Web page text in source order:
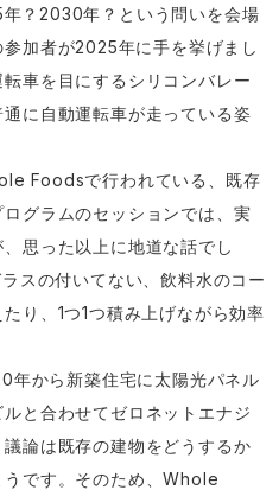
？2030年？という問いを会場
加者が2025年に手を挙げまし
車を目にするシリコンバレー
に自動運転車が走っている姿
Foodsで行われている、既存
グラムのセッションでは、実
思った以上に地道な話でし
スの付いてない、飲料水のコー
り、1つ1つ積み上げながら効率
年から新築住宅に太陽光パネル
と合わせてゼロネットエナジ
論は既存の建物をどうするか
うです。そのため、Whole